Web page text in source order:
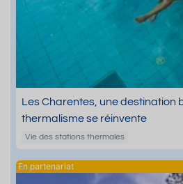
Les Charentes, une destination
thermalisme se réinvente
Vie des stations thermales